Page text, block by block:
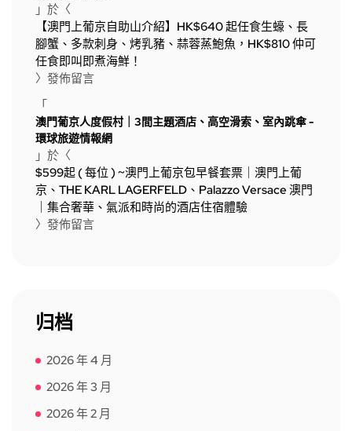
」於〈
【澳門上葡京自助山介紹】HK$640 起任食生蠔、長
腳蟹、多款刺身、烤乳豬、蒜蓉蒸鮑魚，HK$810 仲可
任食即叫即煮海鮮！
〉發佈留言
「
澳門葡京人度假村｜3間主題酒店、高空滑索、室內跳傘 -
環球旅遊情報網
」於〈
$599起 ( 每位 ) ~澳門上葡京包早餐套票｜澳門上葡
京、THE KARL LAGERFELD、Palazzo Versace 澳門
｜集合奢華、氣派和時尚的酒店住宿體驗
〉發佈留言
归档
2026 年 4 月
2026 年 3 月
2026 年 2 月